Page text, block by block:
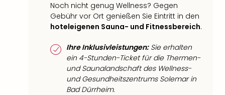
Noch nicht genug Wellness? Gegen
Gebühr vor Ort genießen Sie Eintritt in den
hoteleigenen Sauna- und Fitnessbereich.
Ihre Inklusivleistungen:Sie erhalten
ein 4-Stunden-Ticket für die Thermen-
und Saunalandschaft des Wellness-
und Gesundheitszentrums Solemar in
Bad Dürrheim.